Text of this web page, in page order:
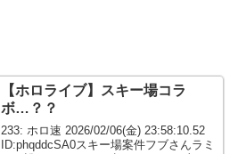
【ホロライブ】スキー場コラ
ボ…？？
233: ホロ速 2026/02/06(金) 23:58:10.52
ID:phqddcSA0スキー場案件フブさんラミ